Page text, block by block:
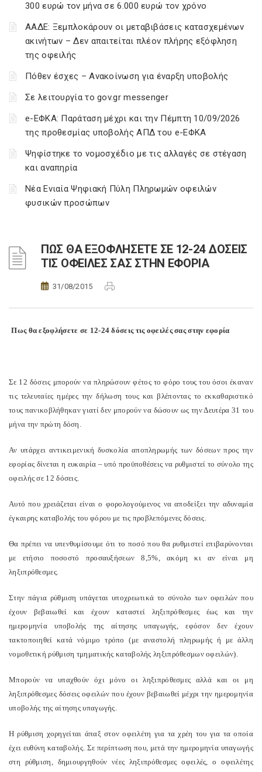
300 ευρώ τον μήνα σε 6.000 ευρώ τον χρόνο
ΑΑΔΕ: Ξεμπλοκάρουν οι μεταβιβάσεις κατασχεμένων
ακινήτων – Δεν απαιτείται πλέον πλήρης εξόφληση
της οφειλής
Πόθεν έσχες – Ανακοίνωση για έναρξη υποβολής
Σε λειτουργία το gov.gr messenger
e-ΕΦΚΑ: Παράταση μέχρι και την Πέμπτη 10/09/2026
της προθεσμίας υποβολής ΑΠΔ του e-ΕΦΚΑ
Ψηφίστηκε το νομοσχέδιο με τις αλλαγές σε στέγαση
και αναπηρία
Νέα Ενιαία Ψηφιακή Πύλη Πληρωμών οφειλών
φυσικών προσώπων
ΠΩΣ ΘΑ ΕΞΟΦΛΗΣΕΤΕ ΣΕ 12-24 ΔΟΣΕΙΣ
ΤΙΣ ΟΦΕΙΛΕΣ ΣΑΣ ΣΤΗΝ ΕΦΟΡΙΑ
31/08/2015
Πως θα εξοφλήσετε σε 12-24 δόσεις τις οφειλές σας στην εφορία
Σε 12 δόσεις μπορούν να πληρώσουν φέτος το φόρο τους του όσοι έκαναν
τις τελευταίες ημέρες την δήλωση τους και βλέποντας το εκκαθαριστικό
τους πανικοβλήθηκαν γιατί δεν μπορούν να δώσουν ως την Δευτέρα 31 του
μήνα την πρώτη δόση.
Αν υπάρχει αντικειμενική δυσκολία αποπληρωμής των δόσεων προς την
εφορίας δίνεται η ευκαιρία – υπό προϋποθέσεις να ρυθμιστεί το σύνολο της
οφειλής σε 12 δόσεις.
Αυτό που χρειάζεται είναι ο φορολογούμενος να αποδείξει την αδυναμία
έγκαιρης καταβολής του φόρου με τις προβλεπόμενες δόσεις.
Θα πρέπει να υπενθυμίσουμε ότι το ποσό που θα ρυθμιστεί επιβαρύνονται
με ετήσιο ποσοστό προσαυξήσεων 8,5%, ακόμη κι αν είναι μη
ληξιπρόθεσμες.
Στην πάγια ρύθμιση υπάγεται υποχρεωτικά το σύνολο των οφειλών που
έχουν βεβαιωθεί και έχουν καταστεί ληξιπρόθεσμες έως και την
ημερομηνία υποβολής της αίτησης υπαγωγής, εφόσον δεν έχουν
τακτοποιηθεί κατά νόμιμο τρόπο (με αναστολή πληρωμής ή με άλλη
νομοθετική ρύθμιση τμηματικής καταβολής ληξιπρόθεσμων οφειλών).
Μπορούν να υπαχθούν όχι μόνο οι ληξιπρόθεσμες αλλά και οι μη
ληξιπρόθεσμες δόσεις οφειλών που έχουν βεβαιωθεί μέχρι την ημερομηνία
υποβολής της αίτησης υπαγωγής.
Η ρύθμιση χορηγείται άπαξ στον οφειλέτη για τα χρέη του για τα οποία
έχει ευθύνη καταβολής. Σε περίπτωση που, μετά την ημερομηνία υπαγωγής
στη ρύθμιση, δημιουργηθούν νέες ληξιπρόθεσμες οφειλές, ο οφειλέτης